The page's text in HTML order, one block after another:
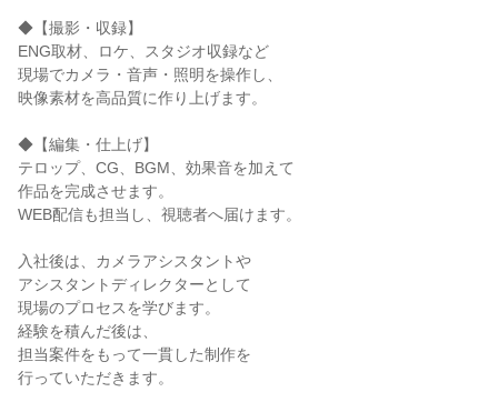
◆【撮影・収録】
ENG取材、ロケ、スタジオ収録など
現場でカメラ・音声・照明を操作し、
映像素材を高品質に作り上げます。
◆【編集・仕上げ】
テロップ、CG、BGM、効果音を加えて
作品を完成させます。
WEB配信も担当し、視聴者へ届けます。
入社後は、カメラアシスタントや
アシスタントディレクターとして
現場のプロセスを学びます。
経験を積んだ後は、
担当案件をもって一貫した制作を
行っていただきます。